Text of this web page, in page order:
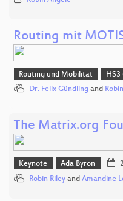
Routing mit
Routing und Mobilität HS3
Dr. Felix Gündling and
The Matrix.org
Keynote Ada Byron
Robin Riley and Amandine